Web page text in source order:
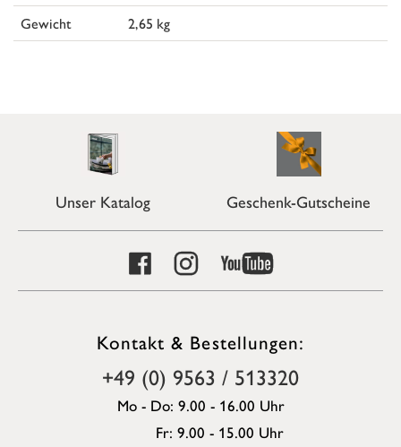
Gewicht
2,65 kg
Unser Katalog Geschenk-Gutscheine
Kontakt & Bestellungen:
+49 (0) 9563 / 513320
Mo - Do: 9.00 - 16.00 Uhr
Fr: 9.00 - 15.00 Uhr